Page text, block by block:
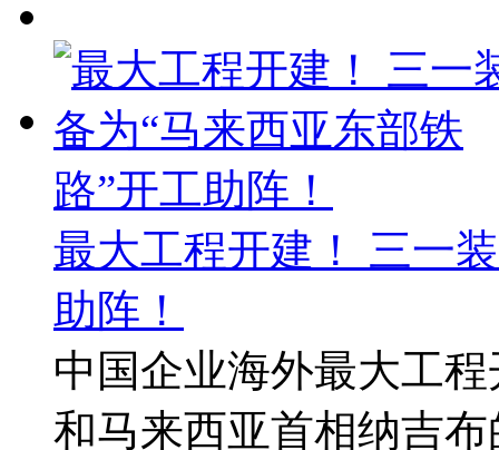
最大工程开建！ 三一
助阵！
中国企业海外最大工
和马来西亚首相纳吉